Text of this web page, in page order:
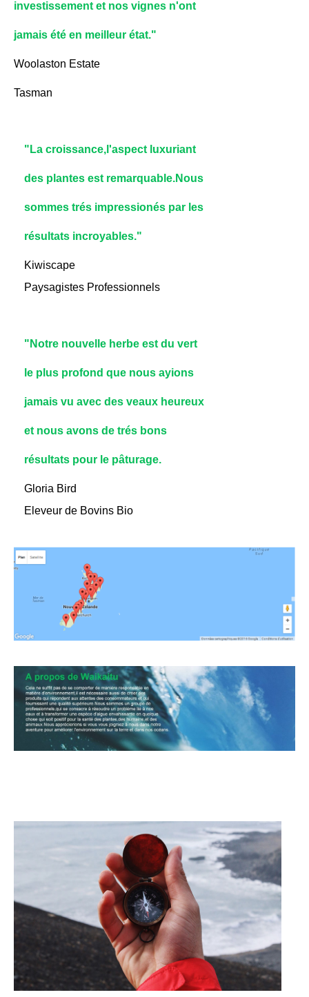
investissement et nos vignes n'ont
jamais été en meilleur état."
Woolaston Estate
Tasman
"La croissance,l'aspect luxuriant
des plantes est remarquable.Nous
sommes trés impressionés par les
résultats incroyables."
Kiwiscape
Paysagistes Professionnels
"Notre nouvelle herbe est du vert
le plus profond que nous ayions
jamais vu avec des veaux heureux
et nous avons de trés bons
résultats pour le pâturage.
Gloria Bird
Eleveur de Bovins Bio